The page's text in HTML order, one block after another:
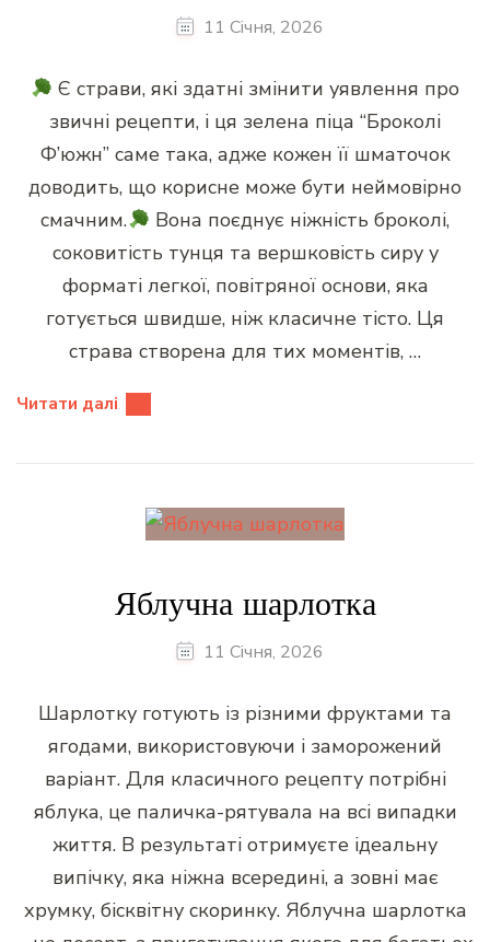
11 Січня, 2026
Є страви, які здатні змінити уявлення про
звичні рецепти, і ця зелена піца “Броколі
Ф’южн” саме така, адже кожен її шматочок
доводить, що корисне може бути неймовірно
смачним.
Вона поєднує ніжність броколі,
соковитість тунця та вершковість сиру у
форматі легкої, повітряної основи, яка
готується швидше, ніж класичне тісто. Ця
страва створена для тих моментів, …
Читати далі
Яблучна шарлотка
11 Січня, 2026
Шарлотку готують із різними фруктами та
ягодами, використовуючи і заморожений
варіант. Для класичного рецепту потрібні
яблука, це паличка-рятувала на всі випадки
життя. В результаті отримуєте ідеальну
випічку, яка ніжна всередині, а зовні має
хрумку, бісквітну скоринку. Яблучна шарлотка